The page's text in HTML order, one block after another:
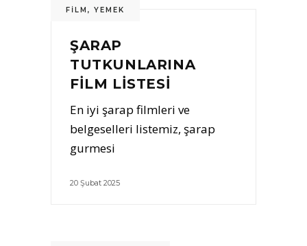
FILM , YEMEK
ŞARAP
TUTKUNLARINA
FILM LISTESI
En iyi şarap filmleri ve
belgeselleri listemiz, şarap
gurmesi
20 Şubat 2025